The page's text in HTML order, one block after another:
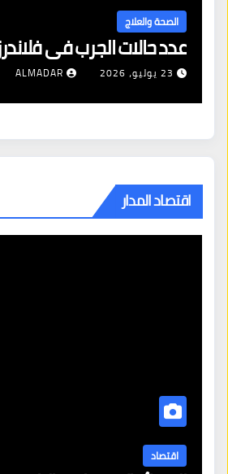
الصحة والعلاج
عدد حالات الجرب في
23 يوليو، 2026 ALMADAR
اقتصاد المدار
اقتصاد